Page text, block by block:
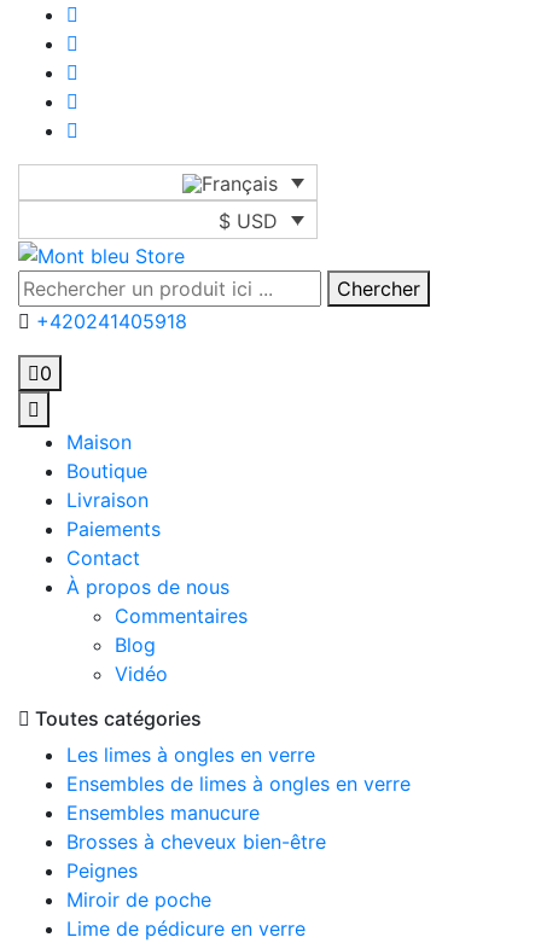
$ USD
Chercher
+420241405918
0
Maison
Boutique
Livraison
Paiements
Contact
À propos de nous
Commentaires
Blog
Vidéo
Toutes catégories
Les limes à ongles en verre
Ensembles de limes à ongles en verre
Ensembles manucure
Brosses à cheveux bien-être
Peignes
Miroir de poche
Lime de pédicure en verre